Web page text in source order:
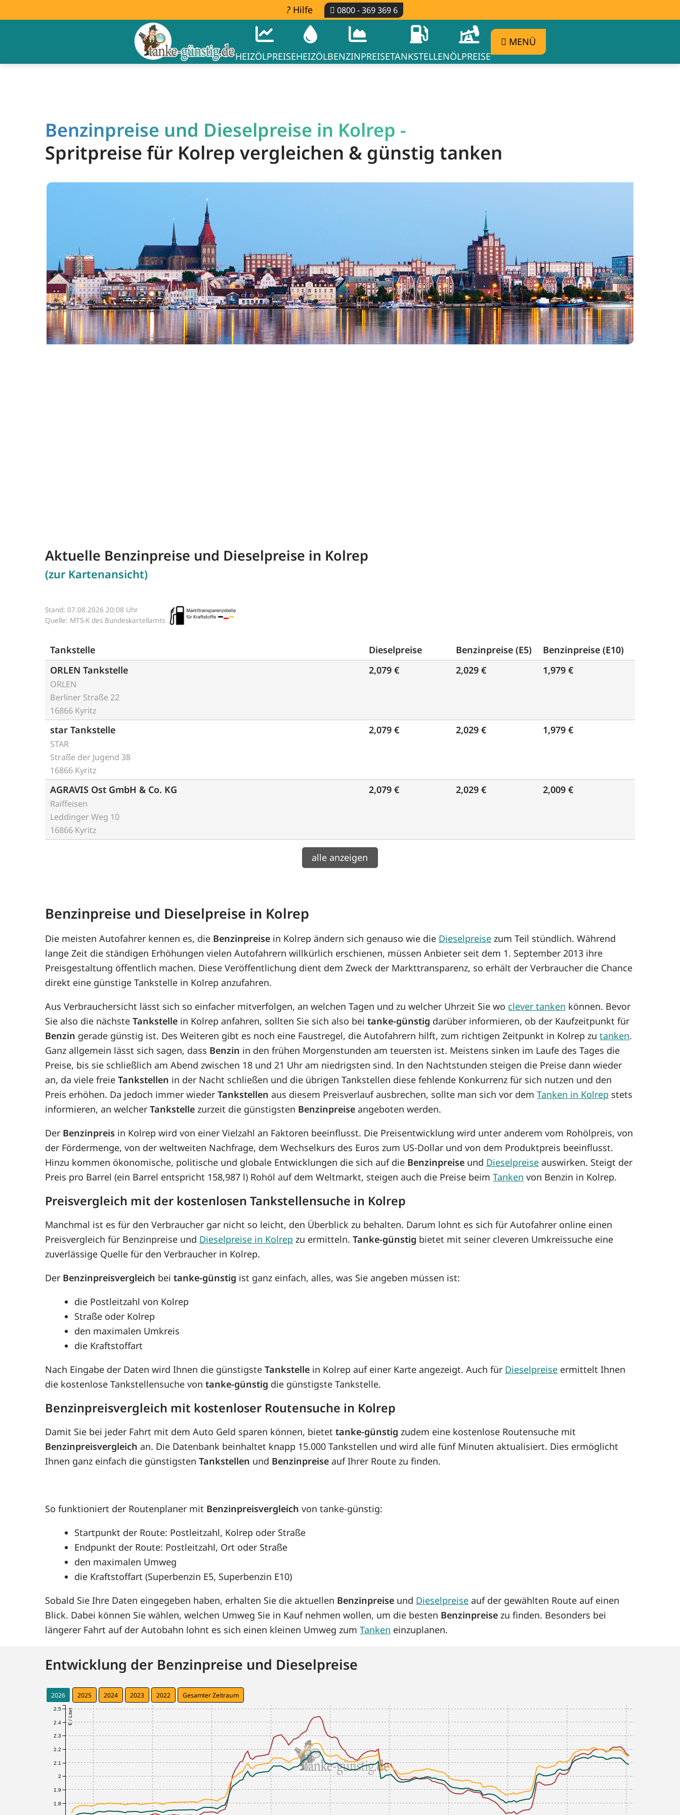
Hilfe 0800 - 369 369 6
HEIZÖLPREISEHEIZÖLBENZINPREISETANKSTELLENÖLPREISE
MENÜ
Benzinpreise und Dieselpreise in Kolrep -
Spritpreise für Kolrep vergleichen & günstig tanken
Aktuelle Benzinpreise und Dieselpreise in Kolrep
(zur Kartenansicht)
Stand: 07.08.2026 20:08 Uhr
Quelle: MTS-K des Bundeskartellamts
Tankstelle Dieselpreise Benzinpreise (E5)
Benzinpreise (E10)
ORLEN Tankstelle
ORLEN
Berliner Straße 22
16866 Kyritz
2,079 € 2,029 € 1,979 €
star Tankstelle
STAR
Straße der Jugend 38
16866 Kyritz
2,079 € 2,029 € 1,979 €
AGRAVIS Ost GmbH & Co. KG
Raiffeisen
Leddinger Weg 10
16866 Kyritz
2,079 € 2,029 € 2,009 €
alle anzeigen
Benzinpreise und Dieselpreise in Kolrep
Die meisten Autofahrer kennen es, die Benzinpreise in Kolrep ändern sich genauso wie die Dieselpreise zum Teil stündlich. Während
lange Zeit die ständigen Erhöhungen vielen Autofahrern willkürlich erschienen, müssen Anbieter seit dem 1. September 2013 ihre
Preisgestaltung öffentlich machen. Diese Veröffentlichung dient dem Zweck der Markttransparenz, so erhält der Verbraucher die Chance
direkt eine günstige Tankstelle in Kolrep anzufahren.
Aus Verbrauchersicht lässt sich so einfacher mitverfolgen, an welchen Tagen und zu welcher Uhrzeit Sie wo clever tanken können. Bevor
Sie also die nächsteTankstelle in Kolrep anfahren, sollten Sie sich also beitanke-günstig darüber informieren, ob der Kaufzeitpunkt für
Benzin gerade günstig ist. Des Weiteren gibt es noch eine Faustregel, die Autofahrern hilft, zum richtigen Zeitpunkt in Kolrep zutanken.
Ganz allgemein lässt sich sagen, dass Benzin in den frühen Morgenstunden am teuersten ist. Meistens sinken im Laufe des Tages die
Preise, bis sie schließlich am Abend zwischen 18 und 21 Uhr am niedrigsten sind. In den Nachtstunden steigen die Preise dann wieder
an, da viele freieTankstellen in der Nacht schließen und die übrigen Tankstellen diese fehlende Konkurrenz für sich nutzen und den
Preis erhöhen. Da jedoch immer wiederTankstellen aus diesem Preisverlauf ausbrechen, sollte man sich vor demTanken in Kolrep stets
informieren, an welcherTankstelle zurzeit die günstigsten Benzinpreise angeboten werden.
Der Benzinpreis in Kolrep wird von einer Vielzahl an Faktoren beeinflusst. Die Preisentwicklung wird unter anderem vom Rohölpreis, von
der Fördermenge, von der weltweiten Nachfrage, dem Wechselkurs des Euros zum US-Dollar und von dem Produktpreis beeinflusst.
Hinzu kommen ökonomische, politische und globale Entwicklungen die sich auf die Benzinpreise und Dieselpreise auswirken. Steigt der
Preis pro Barrel (ein Barrel entspricht 158,987 l) Rohöl auf dem Weltmarkt, steigen auch die Preise beimTanken von Benzin in Kolrep.
Preisvergleich mit der kostenlosen Tankstellensuche in Kolrep
Manchmal ist es für den Verbraucher gar nicht so leicht, den Überblick zu behalten. Darum lohnt es sich für Autofahrer online einen
Preisvergleich für Benzinpreise und Dieselpreise in Kolrep zu ermitteln.Tanke-günstig bietet mit seiner cleveren Umkreissuche eine
zuverlässige Quelle für den Verbraucher in Kolrep.
Der Benzinpreisvergleich beitanke-günstig ist ganz einfach, alles, was Sie angeben müssen ist:
die Postleitzahl von Kolrep
Straße oder Kolrep
den maximalen Umkreis
die Kraftstoffart
Nach Eingabe der Daten wird Ihnen die günstigsteTankstelle in Kolrep auf einer Karte angezeigt. Auch für Dieselpreise ermittelt Ihnen
die kostenlose Tankstellensuche vontanke-günstig die günstigste Tankstelle.
Benzinpreisvergleich mit kostenloser Routensuche in Kolrep
Damit Sie bei jeder Fahrt mit dem Auto Geld sparen können, bietettanke-günstig zudem eine kostenlose Routensuche mit
Benzinpreisvergleich an. Die Datenbank beinhaltet knapp 15.000 Tankstellen und wird alle fünf Minuten aktualisiert. Dies ermöglicht
Ihnen ganz einfach die günstigstenTankstellen und Benzinpreise auf Ihrer Route zu finden.
So funktioniert der Routenplaner mit Benzinpreisvergleich von tanke-günstig:
Startpunkt der Route: Postleitzahl, Kolrep oder Straße
Endpunkt der Route: Postleitzahl, Ort oder Straße
den maximalen Umweg
die Kraftstoffart (Superbenzin E5, Superbenzin E10)
Sobald Sie Ihre Daten eingegeben haben, erhalten Sie die aktuellen Benzinpreise und Dieselpreise auf der gewählten Route auf einen
Blick. Dabei können Sie wählen, welchen Umweg Sie in Kauf nehmen wollen, um die besten Benzinpreise zu finden. Besonders bei
längerer Fahrt auf der Autobahn lohnt es sich einen kleinen Umweg zumTanken einzuplanen.
Entwicklung der Benzinpreise und Dieselpreise
2026 2025 2024 2023 2022 Gesamter Zeitraum
€ / Liter
1.8
1.9
2
2.1
2.2
2.3
2.4
2.5